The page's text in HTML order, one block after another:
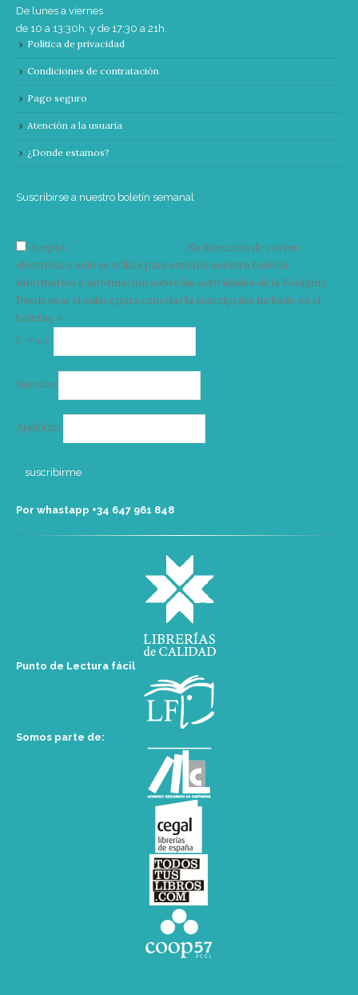
De lunes a viernes
de 10 a 13:30h. y de 17:30 a 21h.
Política de privacidad
Condiciones de contratación
Pago seguro
Atención a la usuaria
¿Donde estamos?
Suscribirse a nuestro boletín semanal
Acepto
Su dirección de correo
electrónico solo se utiliza para enviarle nuestro boletín
informativo e información sobre las actividades de la Vorágine.
Puede usar el enlace para cancelar la suscripción incluido en el
boletín. >
E-mail*
Nombre
Apellidos
Por whastapp +34 ‭647 961 848‬
Punto de Lectura fácil
Somos parte de: